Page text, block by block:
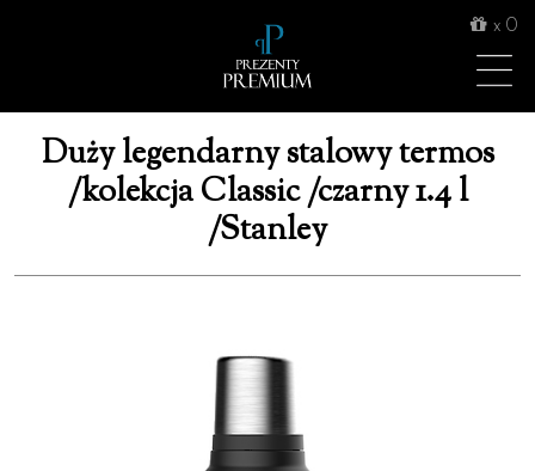
x 0
Duży legendarny stalowy termos
/kolekcja Classic /czarny 1.4 l
/Stanley